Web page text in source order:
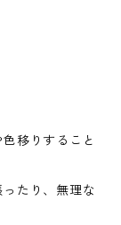
移りすること
たり、無理な